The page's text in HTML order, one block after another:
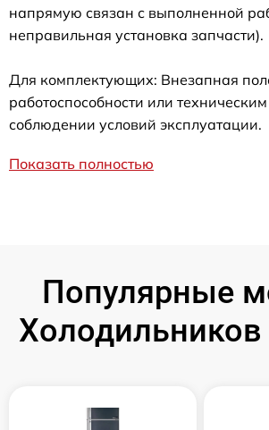
напрямую связан с выполненной
неправильная установка запчасти).
Для комплектующих: Внезапная
работоспособности или
соблюдении условий эксплуатации.
Показать полностью
Популярные
Холодильников